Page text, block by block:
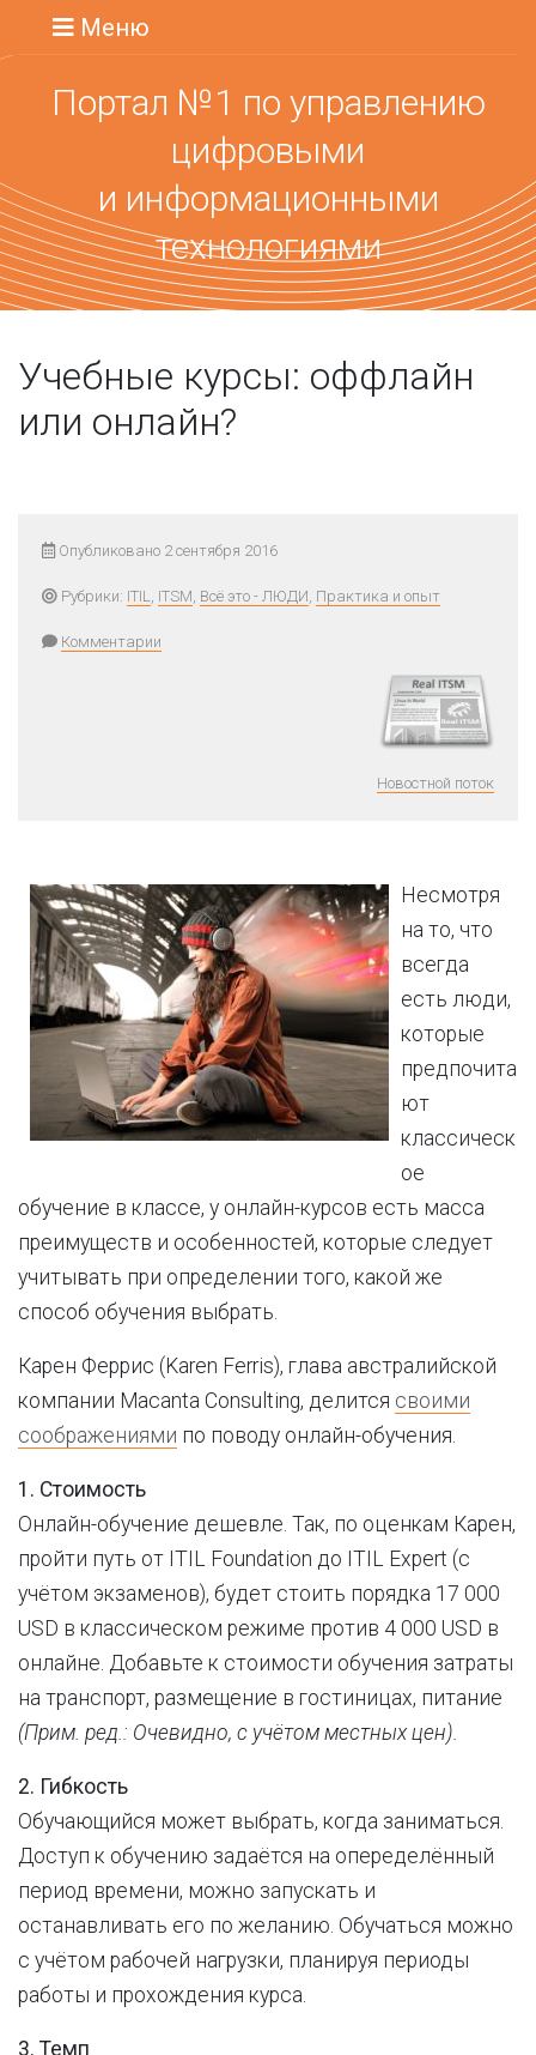
Меню
Портал №1 по управлению
цифровыми
и информационными
технологиями
Учебные курсы: оффлайн
или онлайн?
Опубликовано 2 сентября 2016
Рубрики: ITIL, ITSM, Всё это - ЛЮДИ, Практика и опыт
Комментарии
Новостной поток
Несмотря
на то, что
всегда
есть люди,
которые
предпочита
ют
классическ
ое
обучение в классе, у онлайн-курсов есть масса
преимуществ и особенностей, которые следует
учитывать при определении того, какой же
способ обучения выбрать.
Карен Феррис (Karen Ferris), глава австралийской
компании Macanta Consulting, делится своими
соображениями по поводу онлайн-обучения.
1. Стоимость
Онлайн-обучение дешевле. Так, по оценкам Карен,
пройти путь от ITIL Foundation до ITIL Expert (с
учётом экзаменов), будет стоить порядка 17 000
USD в классическом режиме против 4 000 USD в
онлайне. Добавьте к стоимости обучения затраты
на транспорт, размещение в гостиницах, питание
(Прим. ред.: Очевидно, с учётом местных цен).
2. Гибкость
Обучающийся может выбрать, когда заниматься.
Доступ к обучению задаётся на опеределённый
период времени, можно запускать и
останавливать его по желанию. Обучаться можно
с учётом рабочей нагрузки, планируя периоды
работы и прохождения курса.
3. Темп